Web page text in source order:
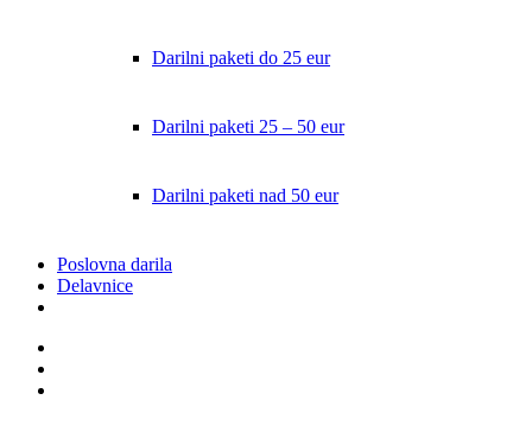
Darilni paketi do 25 eur
Darilni paketi 25 – 50 eur
Darilni paketi nad 50 eur
Poslovna darila
Delavnice